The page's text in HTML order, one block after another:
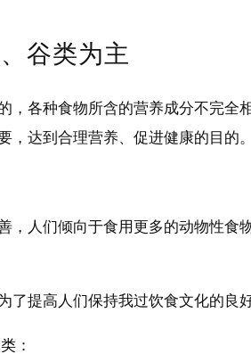
谷类为主
，各种食物所含的营养成分不完全相
，达到合理营养、促进健康的目的。
，人们倾向于食用更多的动物性食
了提高人们保持我过饮食文化的良
：